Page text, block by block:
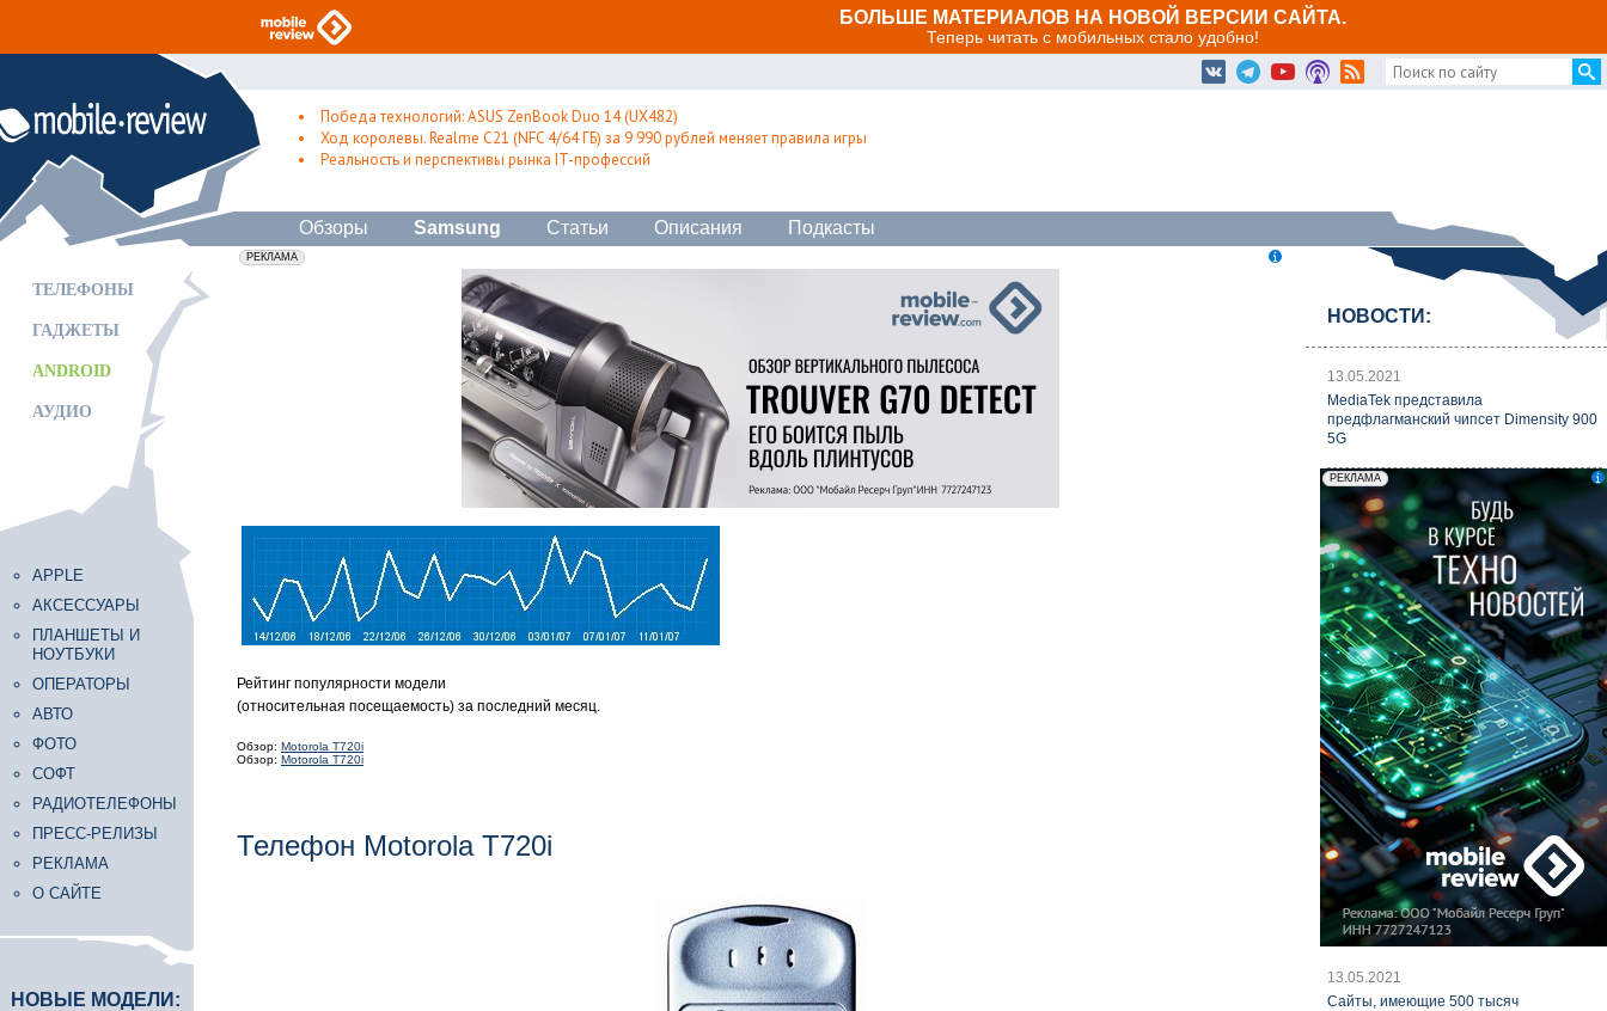
БОЛЬШЕ МАТЕРИАЛОВ НА НОВОЙ ВЕРСИИ САЙТА.
Теперь читать с мобильных стало удобно!
Победа технологий: ASUS ZenBook Duo 14 (UX482)
Ход королевы. Realme C21 (NFC 4/64 ГБ) за 9 990 рублей меняет правила игры
Реальность и перспективы рынка IT-профессий
Обзоры Samsung Статьи Описания Подкасты
ТЕЛЕФОНЫ
ГАДЖЕТЫ
ANDROID
АУДИО
APPLE
АКСЕССУАРЫ
ПЛАНШЕТЫ И
НОУТБУКИ
ОПЕРАТОРЫ
АВТО
ФОТО
СОФТ
РАДИОТЕЛЕФОНЫ
ПРЕСС-РЕЛИЗЫ
РЕКЛАМА
О САЙТЕ
НОВЫЕ МОДЕЛИ:
erid: 2VfnxxmNzs5
РЕКЛАМА
Рейтинг популярности модели
(относительная посещаемость) за последний месяц.
Обзор: Motorola T720i
Обзор: Motorola T720i
Телефон Motorola T720i
НОВОСТИ:
13.05.2021
MediaTek представила
предфлагманский чипсет Dimensity 900
5G
13.05.2021
Cайты, имеющие 500 тысяч